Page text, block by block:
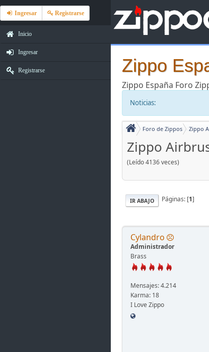
Ingresar Registrarse
Inicio
Ingresar
Registrarse Zippo
Zippo España Foro
Noticias:
Foro de Zippos Zippo
Zippo
(Leído 4136 veces)
IR ABAJO Páginas: [1]
Cylandro
Administrador
Brass
Mensajes: 4.214
Karma: 18
I Love Zippo